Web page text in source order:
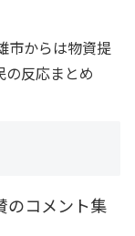
からは物資提
反応まとめ
のコメント集